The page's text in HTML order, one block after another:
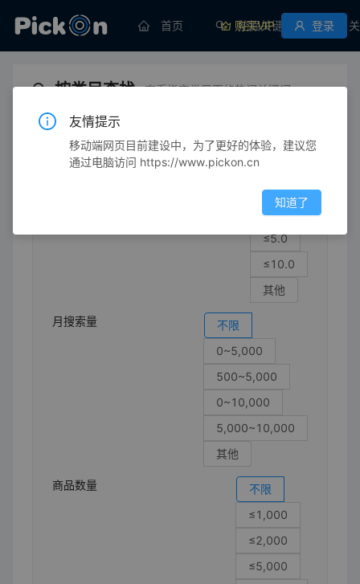
首页 挖掘关键词
购买VIP 登录
按类目查找 查看指定类目下的热门关键词
免税店 电子产品 家电 请选择四级类目
不限
≤1.0
≤5.0
≤10.0
其他
月搜索量
不限
0~5,000
500~5,000
0~10,000
5,000~10,000
其他
商品数量
不限
≤1,000
≤2,000
≤5,000
友情提示
移动端网页目前建设中，为了更好的体验，建议您
通过电脑访问 https://www.pickon.cn
知道了